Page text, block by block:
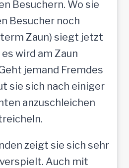
Besuchern. Wo sie
Besucher noch
Zaun) siegt jetzt
wird am Zaun
jemand Fremdes
sie sich nach einiger
anzuschleichen
zeigt sie sich sehr
Auch mit